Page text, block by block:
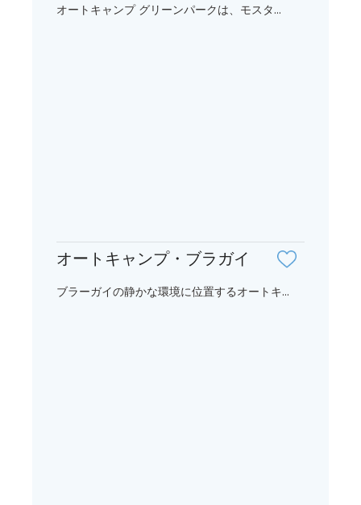
オートキャンプ グリーンパークは、モスタ...
オートキャンプ・ブラガイ
ブラーガイの静かな環境に位置するオートキ...